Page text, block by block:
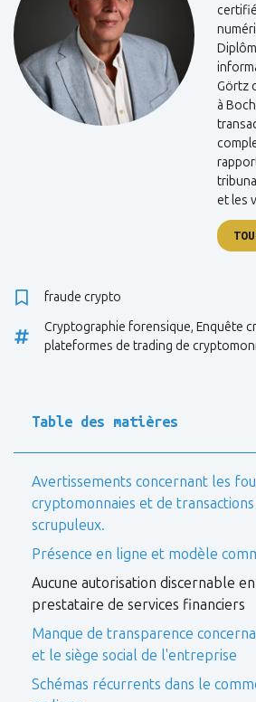
Görtz
à
et les
fraude crypto
Cryptographie forensique, Enquête
plateformes de trading de
Table des matières
Avertissements concernant les
cryptomonnaies et de
scrupuleux.
Présence en ligne et modèle
Aucune autorisation discernable
prestataire de services financiers
Manque de transparence
et le siège social de l'entreprise
Schémas récurrents dans le